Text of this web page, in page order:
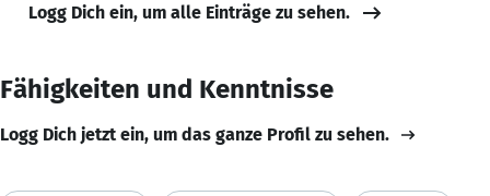
Logg Dich ein, um alle Einträge zu sehen.
Fähigkeiten und Kenntnisse
Logg Dich jetzt ein, um das ganze Profil zu sehen.